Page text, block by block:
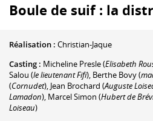
Boule de suif : la
Réalisation : Christian-Jaque
Casting : Micheline Presle(Elisabeth
Salou (le lieutenant Fifi), Berthe Bovy(
(Cornudet), Jean Brochard (Auguste
Lamadon), Marcel Simon (Hubert de
Loiseau)